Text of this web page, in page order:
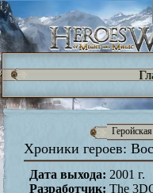
Хроники героев:
Дата выхода: 2001 г.
Разработчик: The